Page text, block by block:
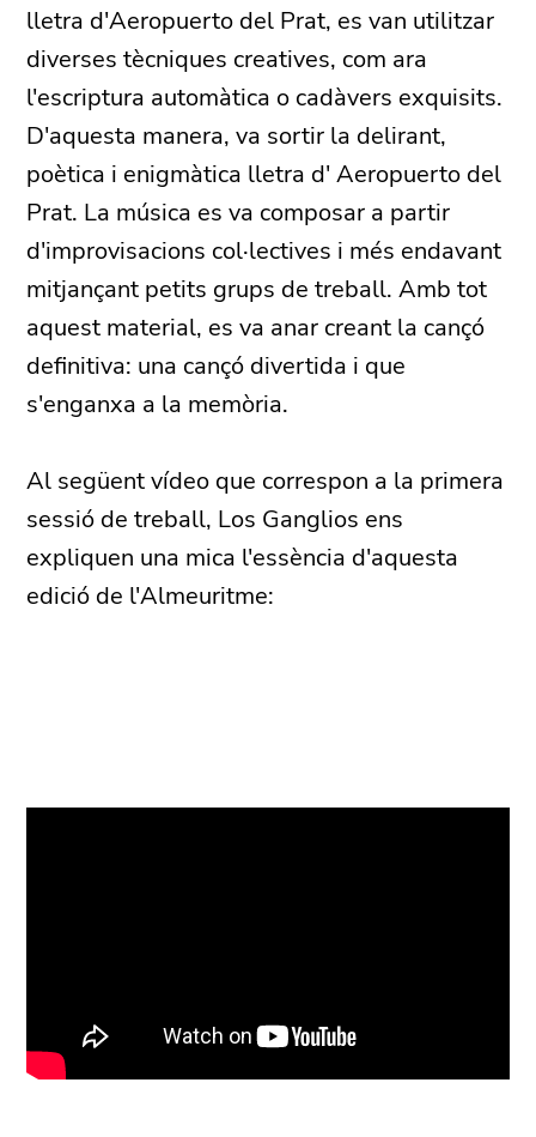
lletra d'Aeropuerto del Prat, es van utilitzar
diverses tècniques creatives, com ara
l'escriptura automàtica o cadàvers exquisits.
D'aquesta manera, va sortir la delirant,
poètica i enigmàtica lletra d' Aeropuerto del
Prat. La música es va composar a partir
d'improvisacions col·lectives i més endavant
mitjançant petits grups de treball. Amb tot
aquest material, es va anar creant la cançó
definitiva: una cançó divertida i que
s'enganxa a la memòria.
Al següent vídeo que correspon a la primera
sessió de treball, Los Ganglios ens
expliquen una mica l'essència d'aquesta
edició de l'Almeuritme: